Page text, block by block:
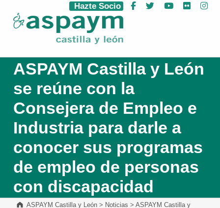
ASPAYM Castilla y León
Hazte Socio Facebook
Twitter YouTube
Flickr
ASPAYM Castilla y León
se reúne con la
Consejera de Empleo e
Industria para darle a
conocer sus programas
de empleo de personas
con discapacidad
ASPAYM Castilla y León> Noticias > ASPAYM Castilla y